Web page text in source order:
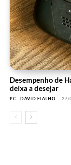
Desempenho de
deixa a desejar
PC DAVID FIALHO - 27/